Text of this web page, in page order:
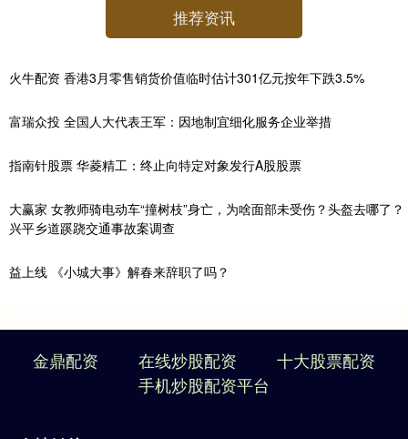
推荐资讯
火牛配资 香港3月零售销货价值临时估计301亿元按年下跌3.5%
富瑞众投 全国人大代表王军：因地制宜细化服务企业举措
指南针股票 华菱精工：终止向特定对象发行A股股票
大赢家 女教师骑电动车“撞树枝”身亡，为啥面部未受伤？头盔去哪了？
兴平乡道蹊跷交通事故案调查
益上线 《小城大事》解春来辞职了吗？
金鼎配资 在线炒股配资
十大股票配资
手机炒股配资平台